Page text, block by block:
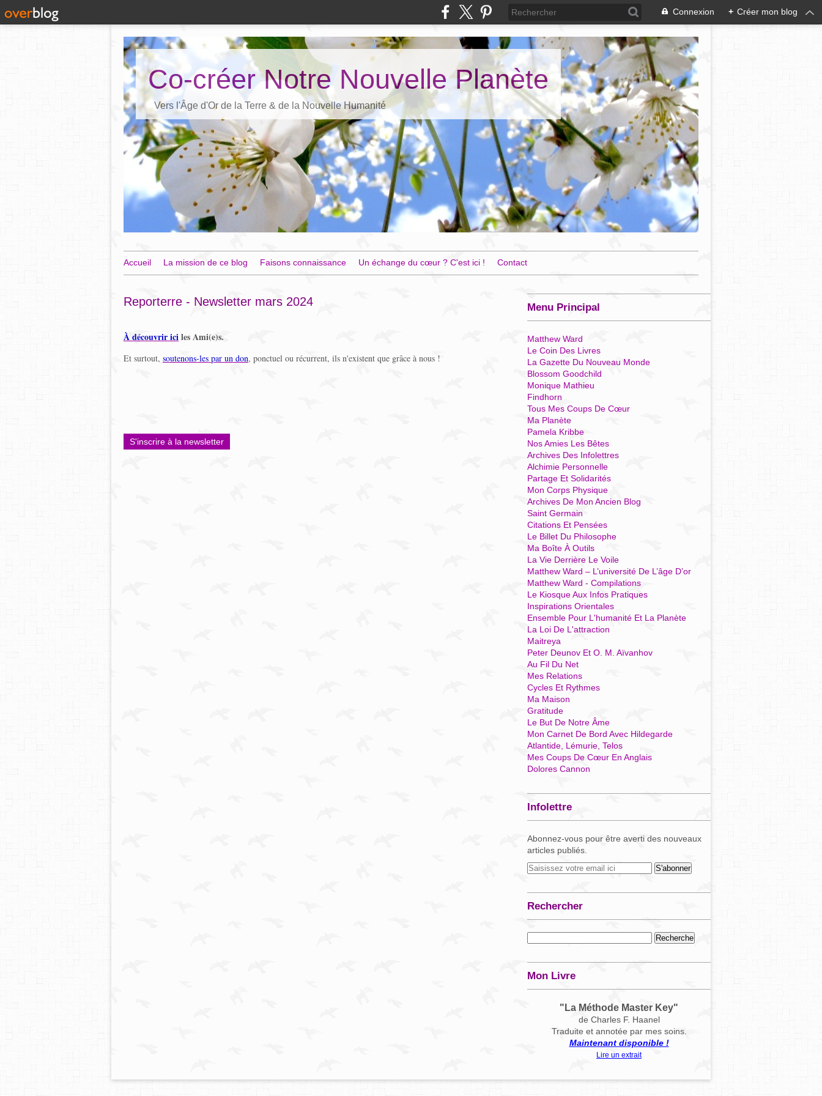
Connexion + Créer mon blog
Co-créer Notre Nouvelle Planète
Vers l'Âge d'Or de la Terre & de la Nouvelle Humanité
Accueil La mission de ce blog Faisons connaissance Un échange du cœur ? C'est ici ! Contact
Reporterre - Newsletter mars 2024
À découvrir iciles Ami(e)s.
Et surtout, soutenons-les par un don, ponctuel ou récurrent, ils n'existent que grâce à nous !
S'inscrire à la newsletter
Menu Principal
Matthew Ward
Le Coin Des Livres
La Gazette Du Nouveau Monde
Blossom Goodchild
Monique Mathieu
Findhorn
Tous Mes Coups De Cœur
Ma Planète
Pamela Kribbe
Nos Amies Les Bêtes
Archives Des Infolettres
Alchimie Personnelle
Partage Et Solidarités
Mon Corps Physique
Archives De Mon Ancien Blog
Saint Germain
Citations Et Pensées
Le Billet Du Philosophe
Ma Boîte À Outils
La Vie Derrière Le Voile
Matthew Ward – L’université De L’âge D’or
Matthew Ward - Compilations
Le Kiosque Aux Infos Pratiques
Inspirations Orientales
Ensemble Pour L'humanité Et La Planète
La Loi De L'attraction
Maitreya
Peter Deunov Et O. M. Aïvanhov
Au Fil Du Net
Mes Relations
Cycles Et Rythmes
Ma Maison
Gratitude
Le But De Notre Âme
Mon Carnet De Bord Avec Hildegarde
Atlantide, Lémurie, Telos
Mes Coups De Cœur En Anglais
Dolores Cannon
Infolettre
Abonnez-vous pour être averti des nouveaux
articles publiés.
Rechercher
Mon Livre
"La Méthode Master Key"
de Charles F. Haanel
Traduite et annotée par mes soins.
Maintenant disponible !
Lire un extrait